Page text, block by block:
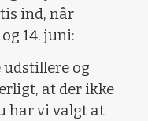
ind, når
14. juni:
udstillere og
at der ikke
har vi valgt at